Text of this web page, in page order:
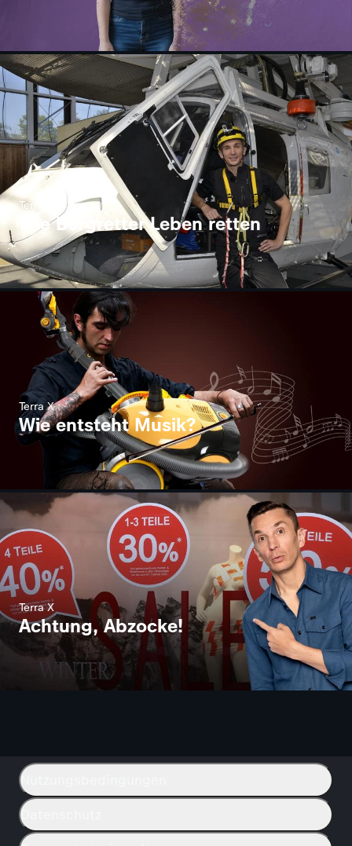
Terra X
Wie Bergretter Leben retten
Terra X
Wie entsteht Musik?
Terra X
Achtung, Abzocke!
Nutzungsbedingungen
Datenschutz